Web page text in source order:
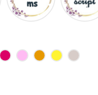
Fuchsia
RoseJaune
d'or
jauneFicelle